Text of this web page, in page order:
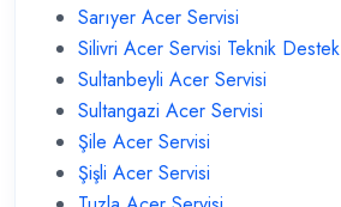
Sarıyer Acer Servisi
Silivri Acer Servisi Teknik Destek
Sultanbeyli Acer Servisi
Sultangazi Acer Servisi
Şile Acer Servisi
Şişli Acer Servisi